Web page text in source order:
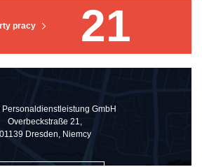
pracy 21
Personaldienstleistung GmbH
Overbeckstraße 21,
01139 Dresden, Niemcy